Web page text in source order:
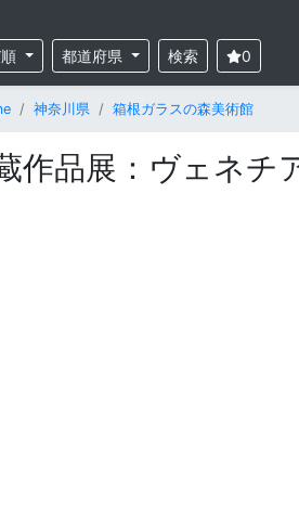
都道府県 検索 0
神奈川県 箱根ガラスの森美術館
作品展：ヴェネチ